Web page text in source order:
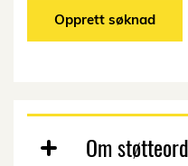
Opprett søknad
Om